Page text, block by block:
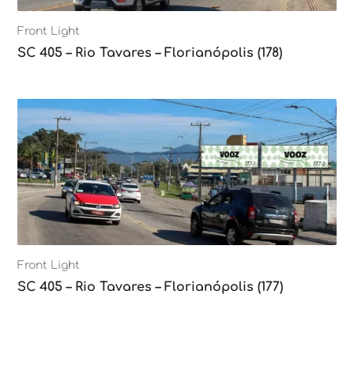
Front Light
SC 405 – Rio Tavares – Florianópolis (178)
Front Light
SC 405 – Rio Tavares – Florianópolis (177)